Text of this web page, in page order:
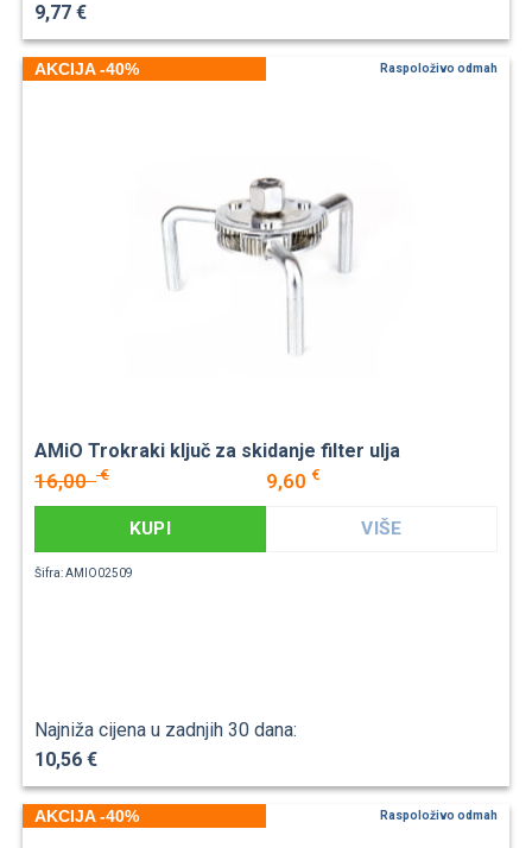
9,77 €
AKCIJA -40% Raspoloživo odmah
AMiO Trokraki ključ za skidanje filter ulja
16,00€ 9,60 €
KUPI VIŠE
Šifra: AMIO02509
Najniža cijena u zadnjih 30 dana:
10,56 €
AKCIJA -40% Raspoloživo odmah